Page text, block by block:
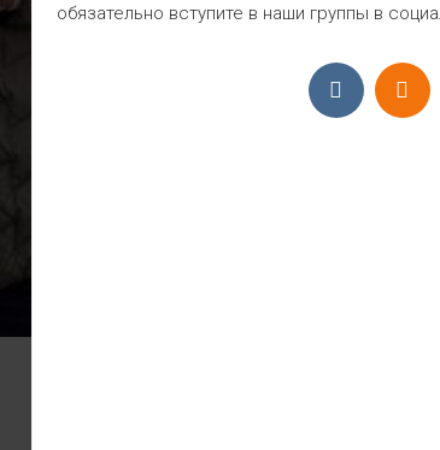
1197₽
ПРИЁМ
обязательно вступите в наши группы в